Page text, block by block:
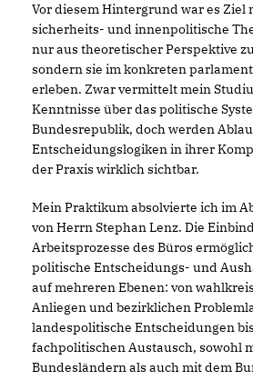
Vor diesem Hintergrund war es Ziel
sicherheits- und innenpolitische
nur aus theoretischer Perspektive
sondern sie im konkreten
erleben. Zwar vermittelt mein
Kenntnisse über das politische
Bundesrepublik, doch werden
Entscheidungslogiken in ihrer
der Praxis wirklich sichtbar.
Mein Praktikum absolvierte ich im
von Herrn Stephan Lenz. Die
Arbeitsprozesse des Büros
politische Entscheidungs- und
auf mehreren Ebenen: von
Anliegen und bezirklichen
landespolitische Entscheidungen
fachpolitischen Austausch, sowohl
Bundesländern als auch mit dem